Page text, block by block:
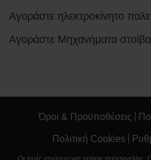
Αγοράστε ηλεκτροκίνητο
Αγοράστε Μηχανήματα
Όροι & Προϋποθέσεις
Πολιτική Cookies